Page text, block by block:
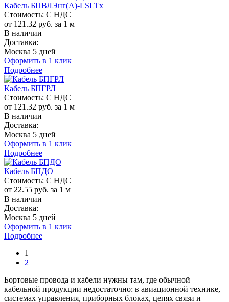
Кабель БПВЛЭнг(A)-LSLTx
Стоимость: С НДС
от 121.32 руб. за 1 м
В наличии
Доставка:
Москва 5 дней
Оформить в 1 клик
Подробнее
Кабель БПГРЛ
Стоимость: С НДС
от 121.32 руб. за 1 м
В наличии
Доставка:
Москва 5 дней
Оформить в 1 клик
Подробнее
Кабель БПДО
Стоимость: С НДС
от 22.55 руб. за 1 м
В наличии
Доставка:
Москва 5 дней
Оформить в 1 клик
Подробнее
1
2
Бортовые провода и кабели нужны там, где обычной
кабельной продукции недостаточно: в авиационной технике,
системах управления, приборных блоках, цепях связи и